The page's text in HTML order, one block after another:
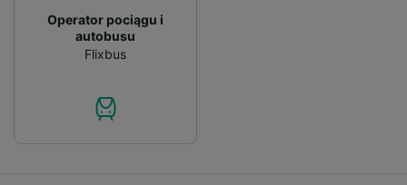
Operator pociągu i
autobusu
Flixbus